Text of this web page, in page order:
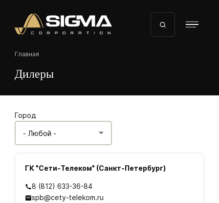
основному
содержанию
Строка
навигации
Главная
Дилеры
Город
ГК "Сети-Телеком" (Санкт-Петербург)
8 (812) 633-36-84
spb@cety-telekom.ru